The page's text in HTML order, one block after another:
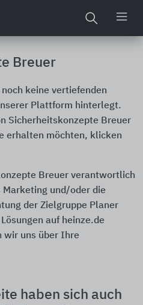
Breuer
keine vertiefenden
Plattform hinterlegt.
Sicherheitskonzepte Breuer
erhalten möchten, klicken
Breuer verantwortlich
und/oder die
der Zielgruppe Planer
auf heinze.de
wir uns über Ihre
haben sich auch